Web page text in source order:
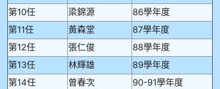
第10任
梁錦源
86學年度
第11任
黃森堂
87學年度
第12任
張仁俊
88學年度
第13任
林輝雄
89學年度
第14任
曾春次
90-91學年度